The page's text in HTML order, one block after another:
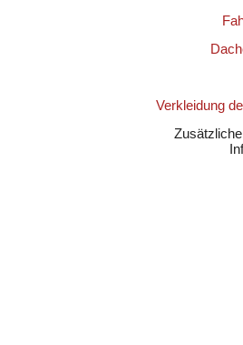
Verkleidung